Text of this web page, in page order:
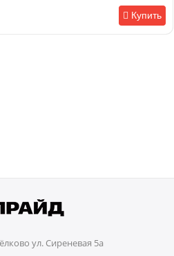
Купить
ул. Сиреневая 5а